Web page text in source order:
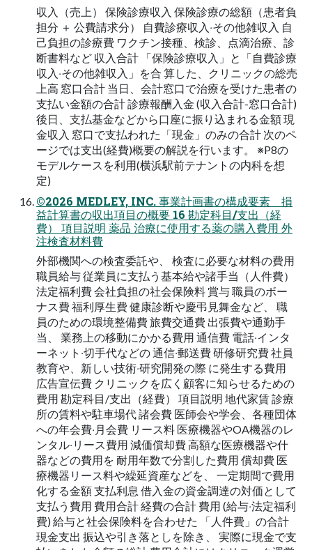
収⼊（売上） 保険診療収⼊ 保険診療の総額（患者負
担分 ＋ 公費請求分） ⾃費診療収⼊‧その他雑収⼊ ⾃
⼰負担の診療費 ワクチン接種、検診、点滴治療、診
断書料など 収⼊合計 「保険診療収⼊」と「⾃費診療
収⼊‧その他雑収⼊」を合 算した、クリニックの総売
上⾼ 窓⼝合計 当⽇、会計窓⼝で治療を受けた患者の
⽀払い⾦額の合計 診療報酬⼊⾦ (収⼊合計-窓⼝合計)
後⽇、⽀払基⾦などから⼝座に振り込まれる⾦額 現
⾦収⼊ 窓⼝で⽀払われた「現⾦」のみの合計 次のペ
ージでは⽀出(経費)概要の解説を⾏います。 ※P8の
モデルケースを利⽤(横浜駅前テナントの内科を想
定)
©2026 MEDLEY, INC. 事業計画書の構成要素 損
益計算書の収出項⽬の概要 16 勘定科⽬/⽀出（経
費） 項⽬説明 薬品 治療に使⽤する薬の購⼊費⽤ 外
注検査材料費
外部機関への検査委託や、 検査に必要な材料の費⽤
職員給与 従業員に⽀払う基本給や諸⼿当（⼈件費）
法定福利費 会社負担の社会保険料 賞与 職員のボー
ナス費 福利厚⽣費 健康診断や慶弔⾒舞⾦など、 職
員のための環境整備費 旅費交通費 出張費や通勤⼿
当、 業務上の移動にかかる費⽤ 通信費 電話‧インタ
ーネット‧切⼿代などの 通信‧郵送費 研修研究費 社員
教育や、新しい技術‧研究開発の際 に発⽣する費⽤
広告宣伝費 クリニックを広く顧客に知らせるための
費⽤ 勘定科⽬/⽀出（経費） 項⽬説明 地代家賃 診療
所の賃料や駐⾞場代 諸会費 医師会や学会、各種団体
への年会費‧⽉会費 リース料 医療機器やOA機器のレ
ンタル‧リース費⽤ 減価償却費 ⾼額な医療機器や什
器などの費⽤を 耐⽤年数で分割した費⽤ 償却費 医
療機器リース料や繰延資産などを、 ⼀定期間で費⽤
化する⾦額 ⽀払利息 借⼊⾦の資⾦調達の対価として
⽀払う費⽤ 費⽤合計 経費の合計 費⽤ (給与‧法定福利
費) 給与と社会保険料を合わせた 「⼈件費」の合計
現⾦⽀出 振込や引き落としを除き、 実際に現⾦で⽀